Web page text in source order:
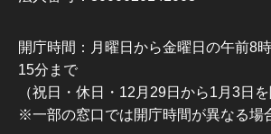
開庁時間：月曜日から金曜日の午前8
15分まで
（祝日・休日・12月29日から1月3日を
※一部の窓口では開庁時間が異なる場